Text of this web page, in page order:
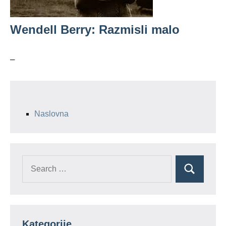
Wendell Berry: Razmisli malo
–
Naslovna
Search